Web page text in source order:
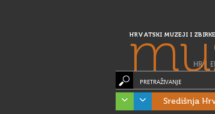
HRVATSKI MUZEJI I
HR|
PRETRAŽIVANJE
Središnja